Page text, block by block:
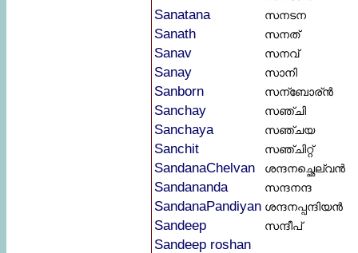
Sanatana സനടന
Sanath സനത്
Sanav സനവ്
Sanay സാനി
Sanborn സന്ബോര്ൻ
Sanchay സഞ്ചി
Sanchaya സഞ്ചയ
Sanchit സഞ്ചിറ്റ്
SandanaChelvan ശന്ദനച്ഛെല്വൻ
Sandananda സന്ദനന്ദ
SandanaPandiyan ശന്ദനപ്പന്ദിയൻ
Sandeep സന്ദീപ്‌
Sandeep roshan